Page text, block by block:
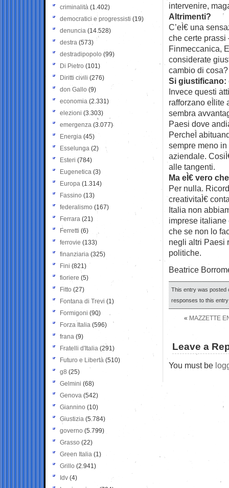
intervenire,
Altrimenti?
C’eÌ€ una
che certe
Finmeccanica,
considerate
cambio di
Si giustificano:
Invece questi
rafforzano
sembra
Paesi dove
PercheÌ
sempre meno
aziendale.
alle tangenti.
Ma eÌ€ vero
Per nulla.
creativitaÌ€
Italia non
imprese
che se non lo
negli altri Paesi
politiche.
Beatrice
This entry was posted
responses to this
« MAZZETTE
Leave a
You must be
criminalità (1.402)
democratici e progressisti (19)
denuncia (14.528)
destra (573)
destradipopolo (99)
Di Pietro (101)
Diritti civili (276)
don Gallo (9)
economia (2.331)
elezioni (3.303)
emergenza (3.077)
Energia (45)
Esselunga (2)
Esteri (784)
Eugenetica (3)
Europa (1.314)
Fassino (13)
federalismo (167)
Ferrara (21)
Ferretti (6)
ferrovie (133)
finanziaria (325)
Fini (821)
fioriere (5)
Fitto (27)
Fontana di Trevi (1)
Formigoni (90)
Forza Italia (596)
frana (9)
Fratelli d'Italia (291)
Futuro e Libertà (510)
g8 (25)
Gelmini (68)
Genova (542)
Giannino (10)
Giustizia (5.784)
governo (5.799)
Grasso (22)
Green Italia (1)
Grillo (2.941)
Idv (4)